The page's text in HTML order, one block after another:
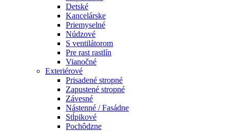
Detské
Kancelárske
Priemyselné
Núdzové
S ventilátorom
Pre rast rastlín
Vianočné
Exteriérové
Prisadené stropné
Zapustené stropné
Závesné
Nástenné / Fasádne
Stĺpikové
Pochôdzne